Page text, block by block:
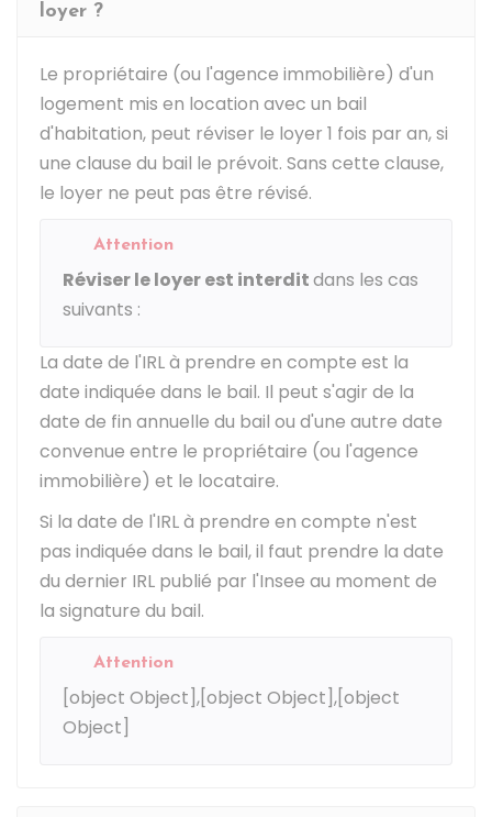
loyer ?
Le propriétaire (ou l'agence immobilière) d'un
logement mis en location avec un bail
d'habitation, peut réviser le loyer 1 fois par an, si
une clause du bail le prévoit. Sans cette clause,
le loyer ne peut pas être révisé.
Attention
Réviser le loyer est interditdans les cas
suivants :
La date de l'IRL à prendre en compte est la
date indiquée dans le bail. Il peut s'agir de la
date de fin annuelle du bail ou d'une autre date
convenue entre le propriétaire (ou l'agence
immobilière) et le locataire.
Si la date de l'IRL à prendre en compte n'est
pas indiquée dans le bail, il faut prendre la date
du dernier IRL publié par l'Insee au moment de
la signature du bail.
Attention
[object Object],[object Object],[object
Object]